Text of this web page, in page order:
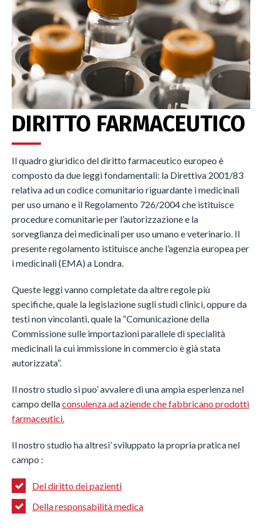
DIRITTO FARMACEUTICO
Il quadro giuridico del diritto farmaceutico europeo è
composto da due leggi fondamentali: la Direttiva 2001/83
relativa ad un codice comunitario riguardante i medicinali
per uso umano e il Regolamento 726/2004 che istituisce
procedure comunitarie per l’autorizzazione e la
sorveglianza dei medicinali per uso umano e veterinario. Il
presente regolamento istituisce anche l’agenzia europea per
i medicinali (EMA) a Londra.
Queste leggi vanno completate da altre regole più
specifiche, quale la legislazione sugli studi clinici, oppure da
testi non vincolanti, quale la “Comunicazione della
Commissione sulle importazioni parallele di specialità
medicinali la cui immissione in commercio è già stata
autorizzata”.
Il nostro studio si puo’ avvalere di una ampia esperienza nel
campo dellaconsulenza ad aziende che fabbricano prodotti
farmaceutici.
Il nostro studio ha altresi’ sviluppato la propria pratica nel
campo :
Del diritto dei pazienti
Della responsabilità medica
Français